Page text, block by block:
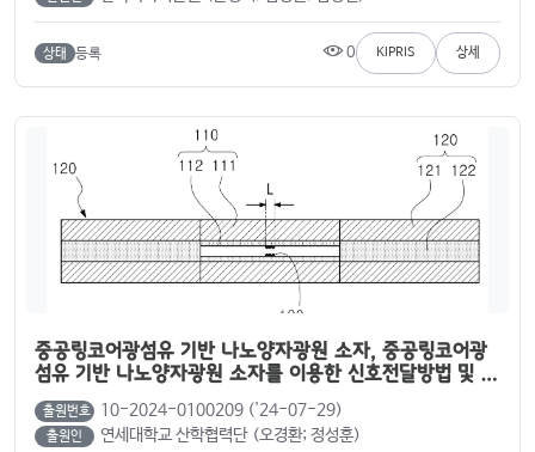
상태 등록 0 KIPRIS 상세
중공링코어광섬유 기반 나노양자광원 소자, 중공링코어광
섬유 기반 나노양자광원 소자를 이용한 신호전달방법 및 중
출원번호 10-2024-0100209 ('24-07-29)
출원인 연세대학교 산학협력단 (오경환; 정성훈)